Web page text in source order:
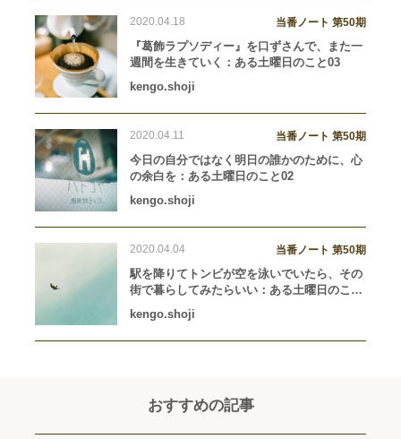
2020.04.18 当番ノート 第50期
『葛飾ラプソディー』を口ずさんで、また一
週間を生きていく：ある土曜日のこと03
kengo.shoji
2020.04.11 当番ノート 第50期
今日の自分ではなく明日の誰かのために、心
の余白を：ある土曜日のこと02
kengo.shoji
2020.04.04 当番ノート 第50期
駅を降りてトンビが空を泳いでいたら、その
街で暮らしてみたらいい：ある土曜日のこと
kengo.shoji
おすすめの記事